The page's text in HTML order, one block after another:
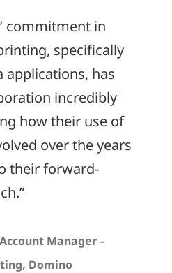
commitment in
specifically
applications, has
incredibly
how their use of
over the years
their forward-
Manager –
Domino